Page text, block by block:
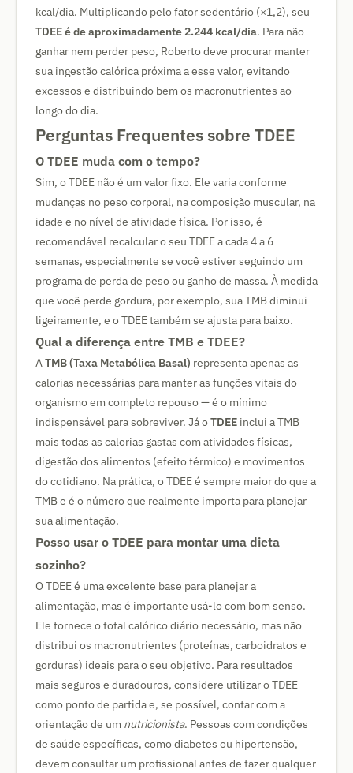
kcal/dia. Multiplicando pelo fator sedentário (×1,2), seu
TDEE é de aproximadamente 2.244 kcal/dia. Para não
ganhar nem perder peso, Roberto deve procurar manter
sua ingestão calórica próxima a esse valor, evitando
excessos e distribuindo bem os macronutrientes ao
longo do dia.
Perguntas Frequentes sobre TDEE
O TDEE muda com o tempo?
Sim, o TDEE não é um valor fixo. Ele varia conforme
mudanças no peso corporal, na composição muscular, na
idade e no nível de atividade física. Por isso, é
recomendável recalcular o seu TDEE a cada 4 a 6
semanas, especialmente se você estiver seguindo um
programa de perda de peso ou ganho de massa. À medida
que você perde gordura, por exemplo, sua TMB diminui
ligeiramente, e o TDEE também se ajusta para baixo.
Qual a diferença entre TMB e TDEE?
ATMB (Taxa Metabólica Basal) representa apenas as
calorias necessárias para manter as funções vitais do
organismo em completo repouso — é o mínimo
indispensável para sobreviver. Já oTDEE inclui a TMB
mais todas as calorias gastas com atividades físicas,
digestão dos alimentos (efeito térmico) e movimentos
do cotidiano. Na prática, o TDEE é sempre maior do que a
TMB e é o número que realmente importa para planejar
sua alimentação.
Posso usar o TDEE para montar uma dieta
sozinho?
O TDEE é uma excelente base para planejar a
alimentação, mas é importante usá-lo com bom senso.
Ele fornece o total calórico diário necessário, mas não
distribui os macronutrientes (proteínas, carboidratos e
gorduras) ideais para o seu objetivo. Para resultados
mais seguros e duradouros, considere utilizar o TDEE
como ponto de partida e, se possível, contar com a
orientação de um nutricionista. Pessoas com condições
de saúde específicas, como diabetes ou hipertensão,
devem consultar um profissional antes de fazer qualquer